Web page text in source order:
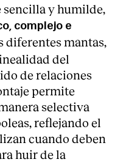
sencilla y humilde,
complejo e
diferentes mantas,
del
de relaciones
permite
selectiva
reflejando el
cuando deben
huir de la